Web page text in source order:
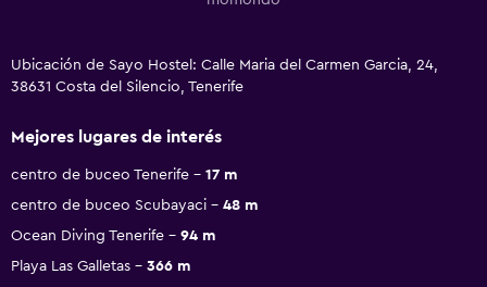
Ubicación de Sayo Hostel: Calle Maria del Carmen Garcia, 24,
38631 Costa del Silencio, Tenerife
Mejores lugares de interés
centro de buceo Tenerife
17 m
centro de buceo Scubayaci
48 m
Ocean Diving Tenerife
94 m
Playa Las Galletas
366 m